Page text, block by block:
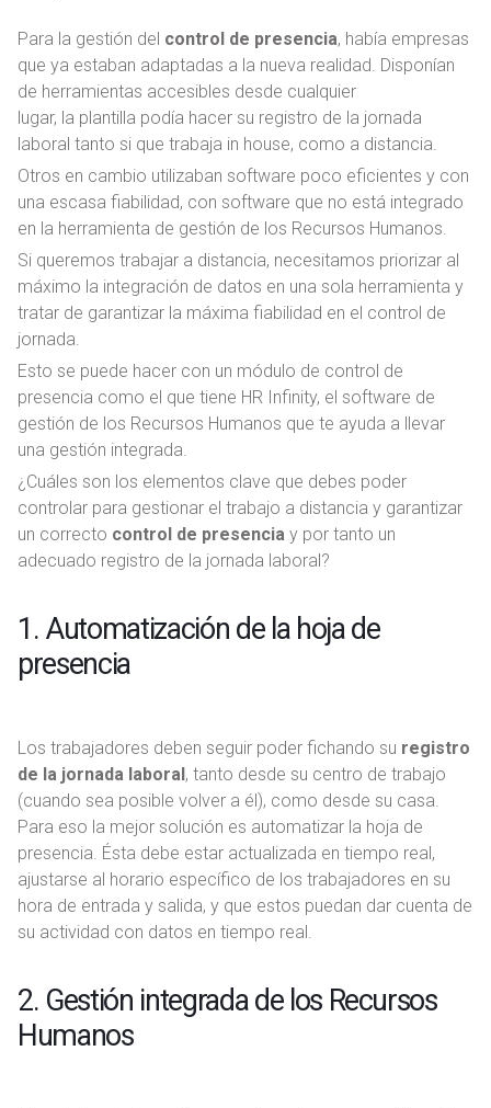
Para la gestión del control de presencia, había empresas
que ya estaban adaptadas a la nueva realidad. Disponían
de herramientas accesibles desde cualquier
lugar, la plantilla podía hacer su registro de la jornada
laboral tanto si que trabaja in house, como a distancia.
Otros en cambio utilizaban software poco eficientes y con
una escasa fiabilidad, con software que no está integrado
en la herramienta de gestión de los Recursos Humanos.
Si queremos trabajar a distancia, necesitamos priorizar al
máximo la integración de datos en una sola herramienta y
tratar de garantizar la máxima fiabilidad en el control de
jornada.
Esto se puede hacer con un módulo de control de
presencia como el que tiene HR Infinity, el software de
gestión de los Recursos Humanos que te ayuda a llevar
una gestión integrada.
¿Cuáles son los elementos clave que debes poder
controlar para gestionar el trabajo a distancia y garantizar
un correcto control de presencia y por tanto un
adecuado registro de la jornada laboral?
1. Automatización de la hoja de
presencia
Los trabajadores deben seguir poder fichando su registro
de la jornada laboral, tanto desde su centro de trabajo
(cuando sea posible volver a él), como desde su casa.
Para eso la mejor solución es automatizar la hoja de
presencia. Ésta debe estar actualizada en tiempo real,
ajustarse al horario específico de los trabajadores en su
hora de entrada y salida, y que estos puedan dar cuenta de
su actividad con datos en tiempo real.
2. Gestión integrada de los Recursos
Humanos